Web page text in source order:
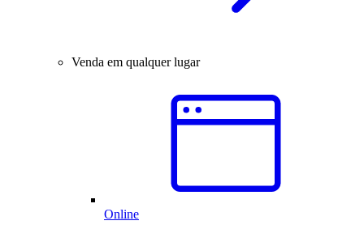
Venda em qualquer lugar
Online